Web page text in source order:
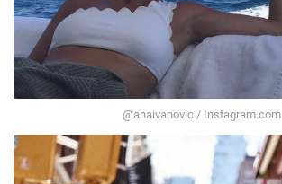
@anaivanovic / Instagram.com